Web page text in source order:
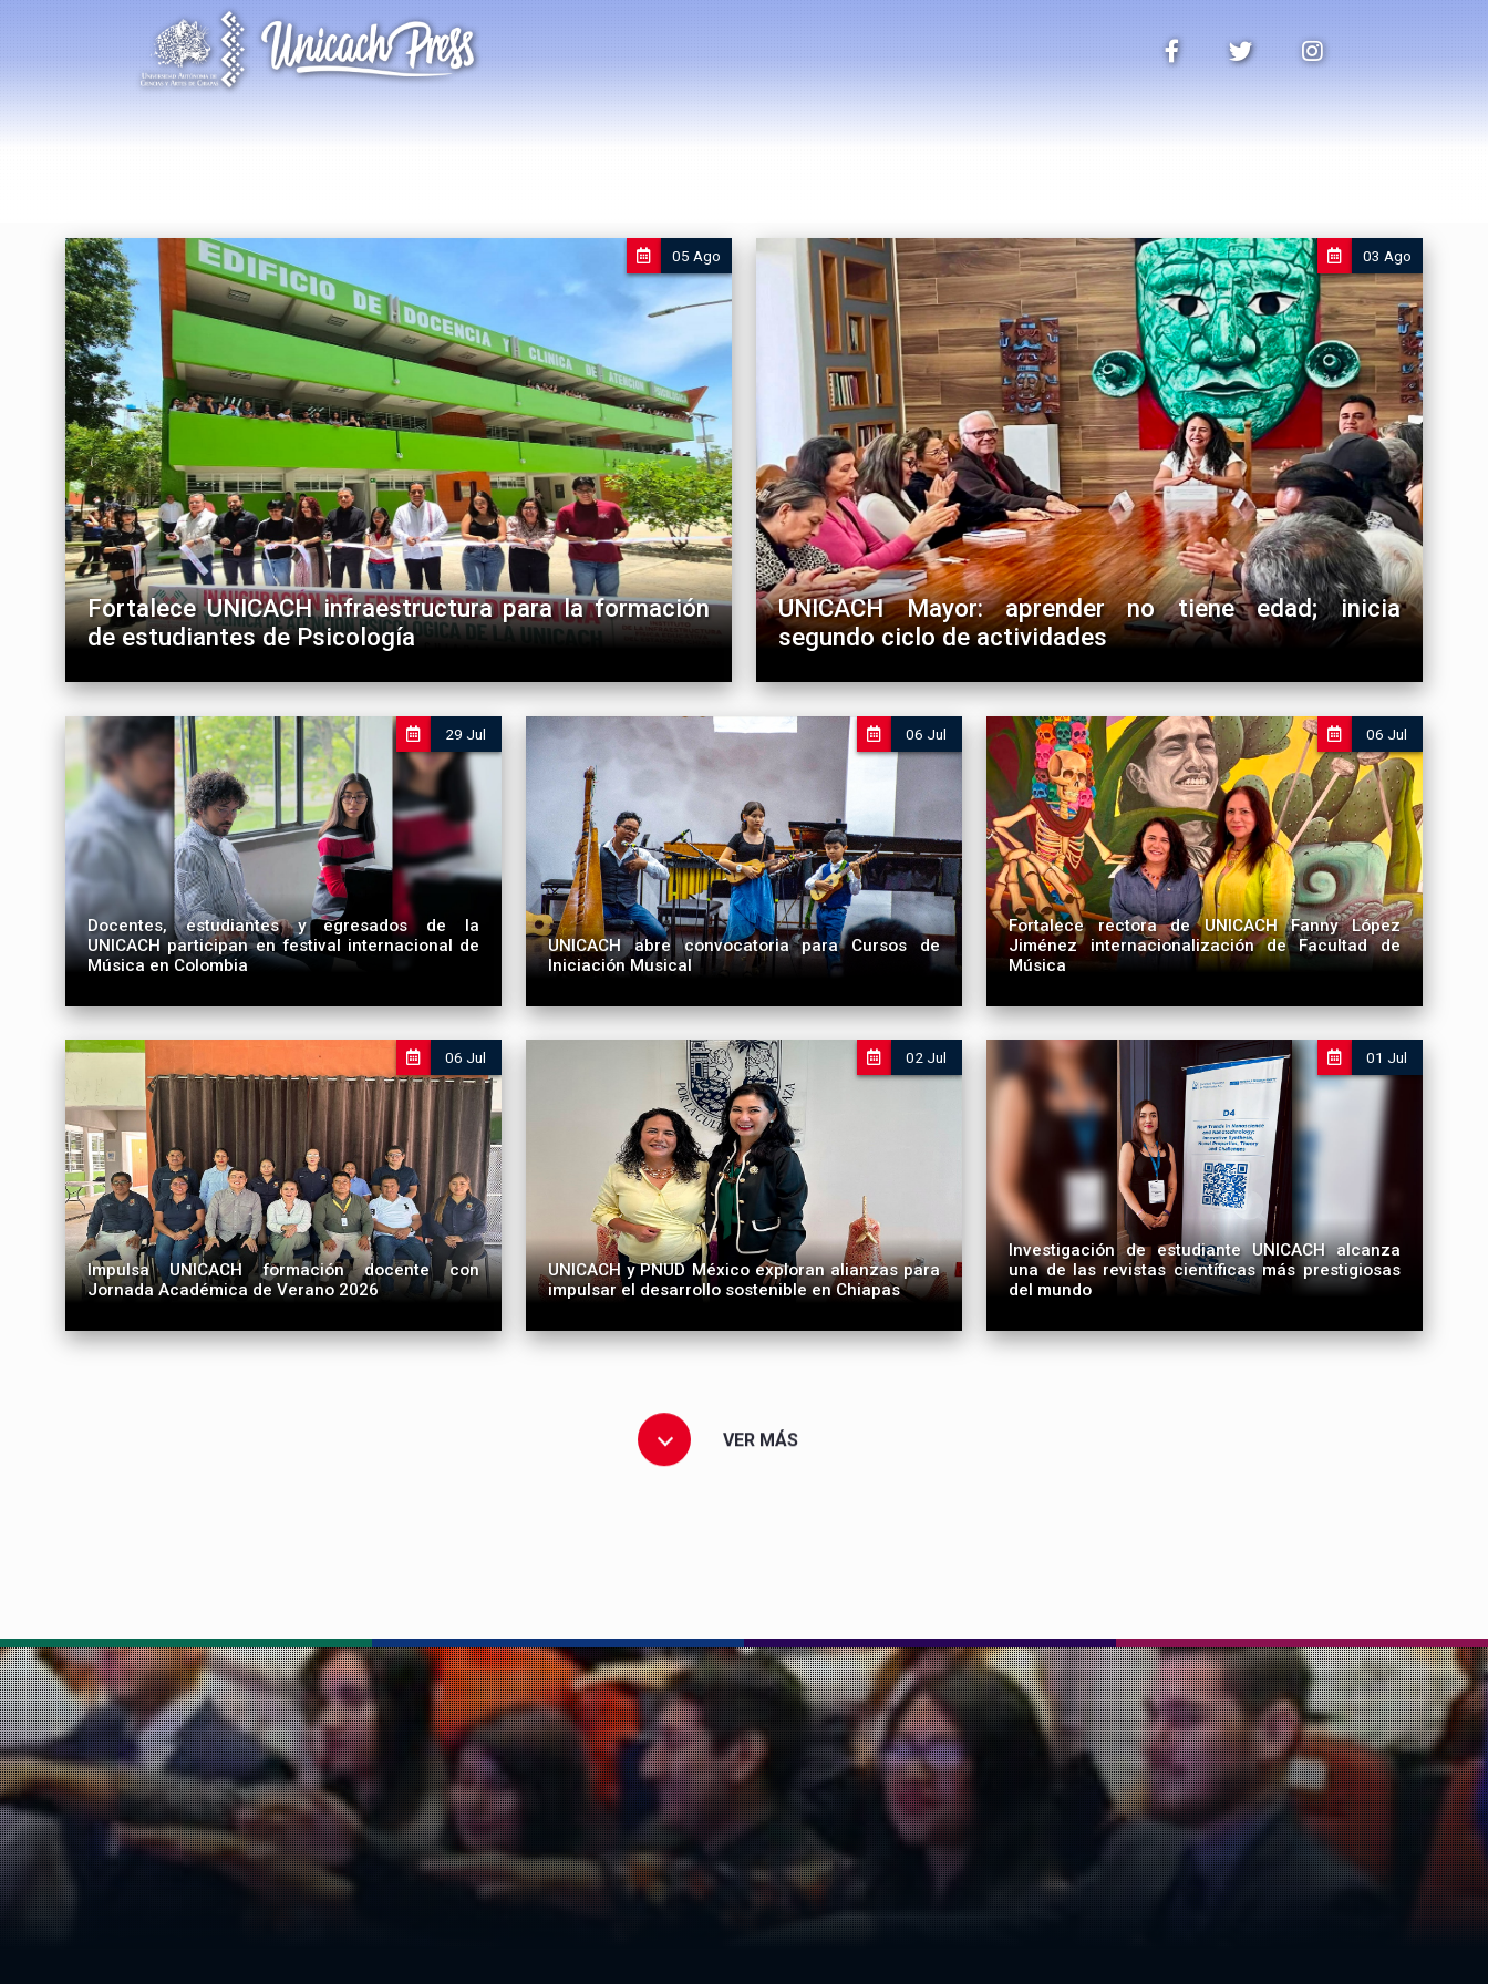
05 Ago
Fortalece UNICACH infraestructura para la formación
de estudiantes de Psicología
03 Ago
UNICACH Mayor: aprender no tiene edad; inicia
segundo ciclo de actividades
Rectora Fanny López Jiménez participará con la ponencia
La iniciativa trasciende el ámbito local; investigadora del Instituto
Politécnico Nacional manifestó su interés por conocer el programa
29 Jul
Docentes, estudiantes y egresados de la
UNICACH participan en festival internacional de
Música en Colombia
06 Jul
UNICACH abre convocatoria para Cursos de
Iniciación Musical
Ofrece Facultad de Música formación musical inicial para
06 Jul
Fortalece rectora de UNICACH Fanny López
Jiménez internacionalización de Facultad de
Música
internacional Olivia Gorra Ramón
La intérprete realizó una visita académica y fue jurado del V
Concurso Interno de Canto “Isabel Soria”
06 Jul
Impulsa UNICACH formación docente con
Jornada Académica de Verano 2026
02 Jul
UNICACH y PNUD México exploran alianzas para
impulsar el desarrollo sostenible en Chiapas
01 Jul
Investigación de estudiante UNICACH alcanza
una de las revistas científicas más prestigiosas
del mundo
VER MÁS